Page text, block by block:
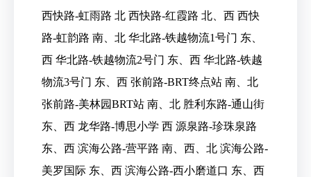
西快路-虹雨路 北 西快路-红霞路 北、西 西快
路-虹韵路 南、北 华北路-铁越物流1号门 东、
西 华北路-铁越物流2号门 东、西 华北路-铁越
物流3号门 东、西 张前路-BRT终点站 南、北
张前路-美林园BRT站 南、北 胜利东路-通山街
东、西 龙华路-博思小学 西 源泉路-珍珠泉路
东、西 滨海公路-营平路 南、西、北 滨海公路-
美罗国际 东、西 滨海公路-西小磨道口 东、西